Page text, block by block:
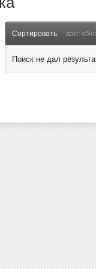
Сортировать дате
Поиск не дал